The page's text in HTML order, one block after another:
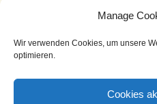
Manage
Wir verwenden Cookies, um unsere
optimieren.
Cookies
IMPRESSUM
COOKIE-RICHTLINIE (EU)